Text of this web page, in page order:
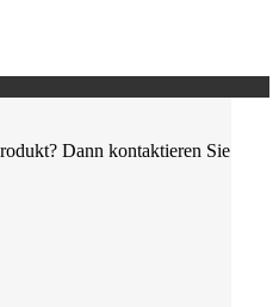
Dann kontaktieren Sie